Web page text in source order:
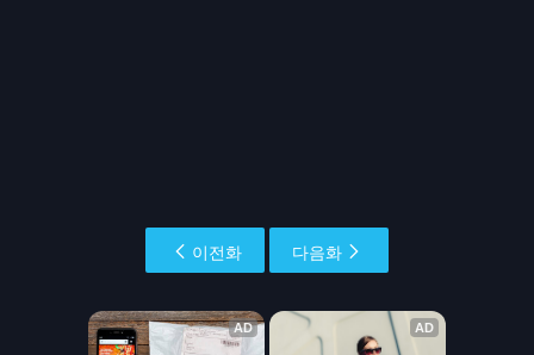
이전화 다음화